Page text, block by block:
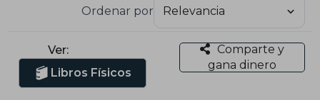
Ordenar por
Ver:
Libros Físicos
Comparte y
gana dinero